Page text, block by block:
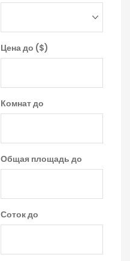
Цена до ($)
Комнат до
Общая площадь до
Соток до